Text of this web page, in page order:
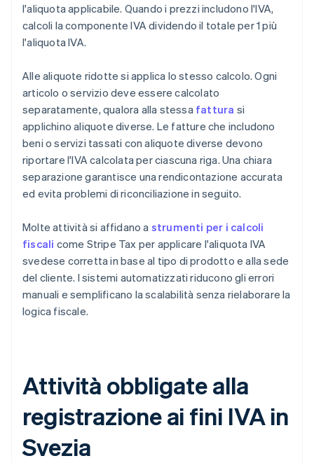
l'aliquota applicabile. Quando i prezzi includono l'IVA,
calcoli la componente IVA dividendo il totale per 1 più
l'aliquota IVA.
Alle aliquote ridotte si applica lo stesso calcolo. Ogni
articolo o servizio deve essere calcolato
separatamente, qualora alla stessa fattura si
applichino aliquote diverse. Le fatture che includono
beni o servizi tassati con aliquote diverse devono
riportare l'IVA calcolata per ciascuna riga. Una chiara
separazione garantisce una rendicontazione accurata
ed evita problemi di riconciliazione in seguito.
Molte attività si affidano a strumenti per i calcoli
fiscali come Stripe Tax per applicare l'aliquota IVA
svedese corretta in base al tipo di prodotto e alla sede
del cliente. I sistemi automatizzati riducono gli errori
manuali e semplificano la scalabilità senza rielaborare la
logica fiscale.
Attività obbligate alla
registrazione ai fini IVA in
Svezia